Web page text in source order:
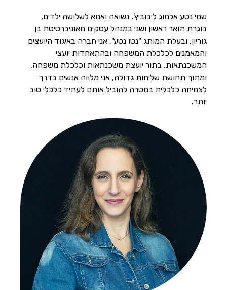
שמי נטע אלמוג ליבוביץ’, נשואה ואמא לשלושה ילדים,
בוגרת תואר ראשון ושני במנהל עסקים מאוניברסיטת בן
גוריון, ובעלת המותג "נטו נטע". אני חברה באיגוד היועצים
והמאמנים לכלכלת המשפחה ובהתאחדות יועצי
המשכנתאות. בתור יועצת משכנתאות וכלכלת משפחה,
ומתוך תחושת שליחות גדולה, אני מלווה אנשים בדרך
לצמיחה כלכלית במטרה להוביל אותם לעתיד כלכלי טוב
יותר.